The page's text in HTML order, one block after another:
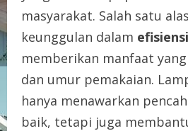
masyarakat. Salah satu
keunggulan dalam
memberikan manfaat
dan umur pemakaian.
hanya menawarkan
baik, tetapi juga